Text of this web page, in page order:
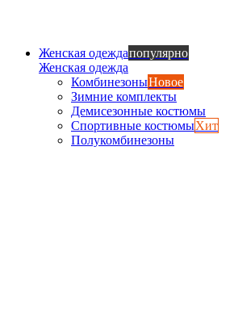
Женская одеждапопулярно
Женская одежда
КомбинезоныНовое
Зимние комплекты
Демисезонные костюмы
Спортивные костюмыХит
Полукомбинезоны